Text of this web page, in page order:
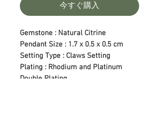
今すぐ購入
Gemstone : Natural Citrine
Pendant Size : 1.7 x 0.5 x 0.5 cm
Setting Type : Claws Setting
Plating : Rhodium and Platinum
Double Plating